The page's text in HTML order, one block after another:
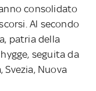
consolidato
Al secondo
patria della
seguita da
Svezia, Nuova